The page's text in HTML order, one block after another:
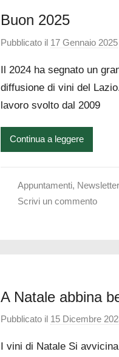
Buon 2025
Pubblicato il 17 Gennaio 2025
Il 2024 ha segnato un
diffusione di vini del
lavoro svolto dal 2009
Continua a leggere
Appuntamenti, Newsletter
Scrivi un commento
A Natale abbina
Pubblicato il 15 Dicembre
I vini di Natale Si